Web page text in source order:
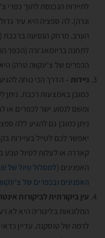
לתיירות הנכנסת לתוך כפרי
ונרה). לה ספציה היא עיר
הערב. מרחק הנסיעה ברכבת
לתחנה בריומאג'ורה (הכפר
הכפרים של צ'ינקווה טרה)
ניידות – הדרך הכי נוחה
כמובן באמצעות רכבת. ניתן
ומשם לנסוע ישר לכפרים או
ניתן כמובן גם להגיע ללה
יאפשר לכם לטייל בעיירות
קאררה או לעלות לטיול
האפנינים (למסלול טיול של
האפנינים ובכפרים של
עין ביקורתית לביקורות
המלונאות בליגוריה היא לא
לרמה של טוסקנה. עדיין כדאי